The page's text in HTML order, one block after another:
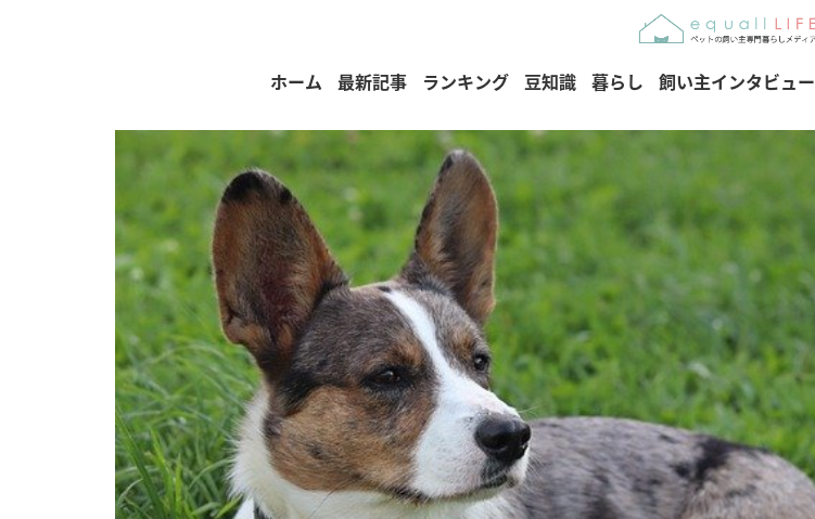
ホーム 最新記事 ランキング 豆知識 暮らし 飼い主インタビュー